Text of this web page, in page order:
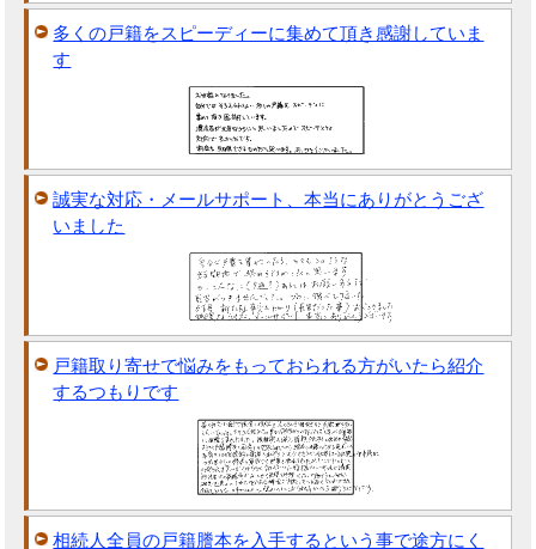
多くの戸籍をスピーディーに集めて頂き感謝していま
す
誠実な対応・メールサポート、本当にありがとうござ
いました
戸籍取り寄せで悩みをもっておられる方がいたら紹介
するつもりです
相続人全員の戸籍謄本を入手するという事で途方にく